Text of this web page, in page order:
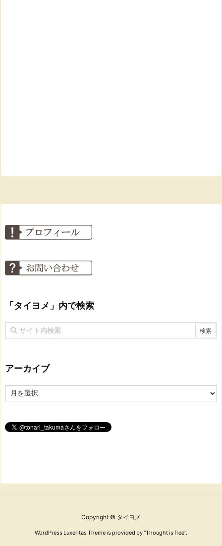
「タイヨメ」内で検索
アーカイブ
ー
ブ
Copyright © タイヨメ
WordPress Luxeritas Theme is provided by "Thought is free".